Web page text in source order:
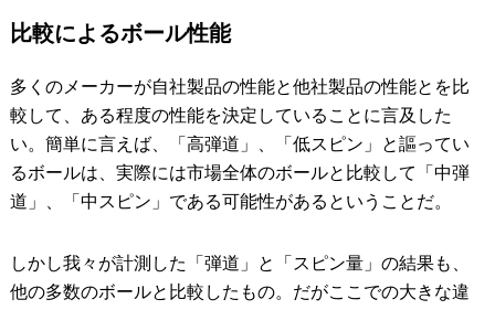
比較によるボール性能
多くのメーカーが自社製品の性能と他社製品の性能とを比
較して、ある程度の性能を決定していることに言及した
い。簡単に言えば、「高弾道」、「低スピン」と謳ってい
るボールは、実際には市場全体のボールと比較して「中弾
道」、「中スピン」である可能性があるということだ。
しかし我々が計測した「弾道」と「スピン量」の結果も、
他の多数のボールと比較したもの。だがここでの大きな違